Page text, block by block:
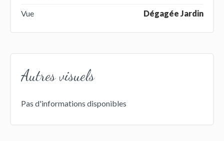
Vue
Dégagée Jardin
Autres visuels
Pas d'informations disponibles